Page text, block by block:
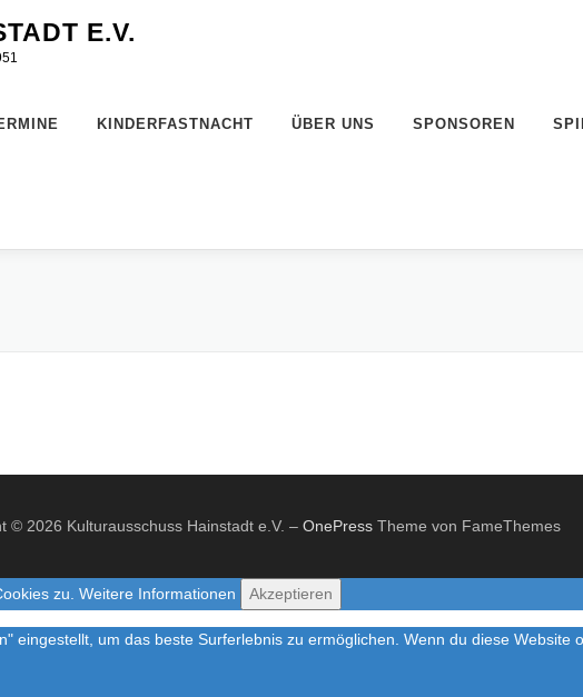
E.V.
KINDERFASTNACHT ÜBER UNS SPONSOREN
© 2026 Kulturausschuss Hainstadt e.V. – OnePressTheme von FameThemes
zu. Weitere Informationen Akzeptieren
eingestellt, um das beste Surferlebnis zu ermöglichen. Wenn du diese